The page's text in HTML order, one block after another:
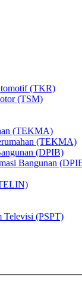
(TKR)
(TSM)
(TEKMA)
(TEKMA)
(DPIB)
Bangunan
Televisi (PSPT)